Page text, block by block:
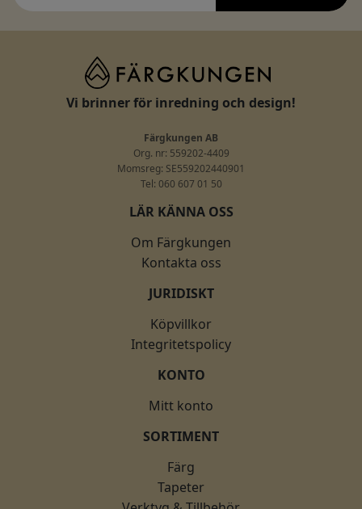
Vi brinner för inredning och design!
Färgkungen AB
Org. nr: 559202-4409
Momsreg: SE559202440901
Tel: 060 607 01 50
LÄR KÄNNA OSS
Om Färgkungen
Kontakta oss
JURIDISKT
Köpvillkor
Integritetspolicy
KONTO
Mitt konto
SORTIMENT
Färg
Tapeter